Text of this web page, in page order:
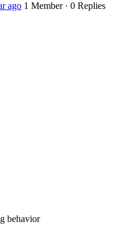
ago 1 Member · 0 Replies
behavior